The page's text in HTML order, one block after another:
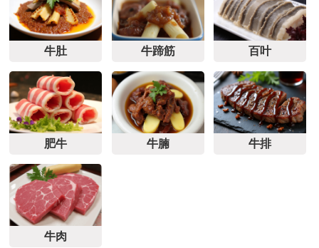
牛肚 牛蹄筋 百叶
肥牛 牛腩 牛排
牛肉